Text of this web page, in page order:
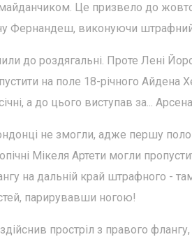
Це призвело до
Фернандеш, виконуючи штрафний
до роздягальні. Проте Лені
на поле 18-річного Айдена
а до цього виступав за...
не змогли, адже першу
Мікеля Артети могли
на дальній край штрафного -
парирувавши ногою!
простріл з правого